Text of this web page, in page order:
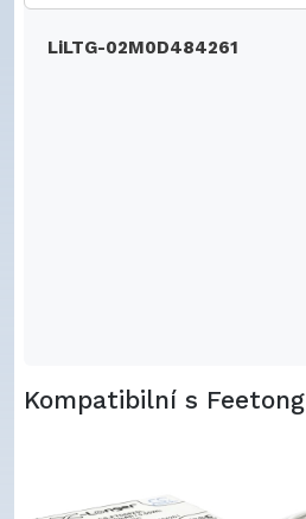
LiLTG-02M0D484261
Kompatibilní s Feetong